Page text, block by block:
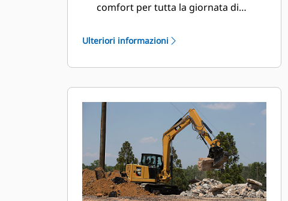
comfort per tutta la giornata di
Ulteriori informazioni